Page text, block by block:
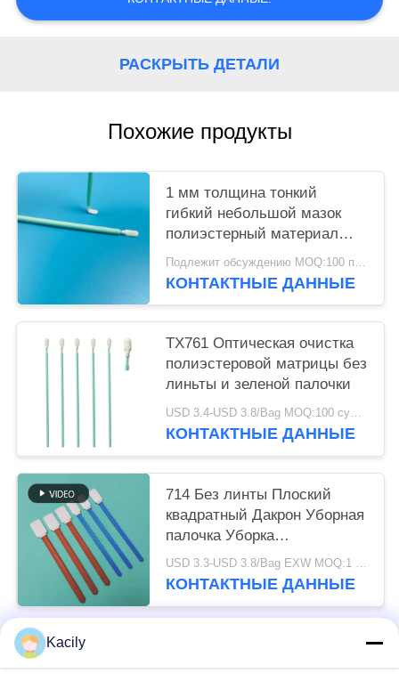
PRIVACY
РАСКРЫТЬ ДЕТАЛИ
Похожие продукты
1 мм толщина тонкий
гибкий небольшой мазок
полиэстерный материал
для электроники Чистый
КОНТАКТНЫЕ ДАННЫЕ
TX761 Оптическая очистка
полиэстеровой матрицы без
линьты и зеленой палочки
USD 3.4-USD 3.8/Bag MOQ:100 сумок
КОНТАКТНЫЕ ДАННЫЕ
714 Без линты Плоский
квадратный Дакрон Уборная
палочка Уборка
автомобилей Полиэстерный
мазок для чистой комнаты
USD 3.3-USD 3.8/Bag EXW MOQ:1 BAG
КОНТАКТНЫЕ ДАННЫЕ
Популярные категории
Kacily